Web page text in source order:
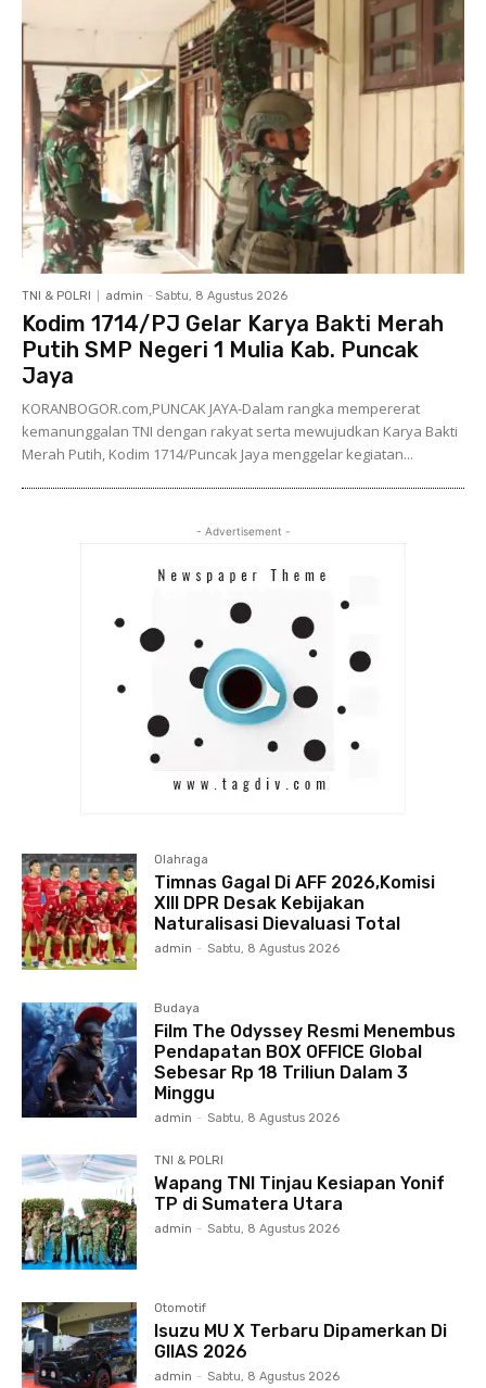
TNI & POLRI admin - Sabtu, 8 Agustus 2026
Kodim 1714/PJ Gelar Karya Bakti Merah
Putih SMP Negeri 1 Mulia Kab. Puncak
Jaya
KORANBOGOR.com,PUNCAK JAYA-Dalam rangka mempererat
kemanunggalan TNI dengan rakyat serta mewujudkan Karya Bakti
Merah Putih, Kodim 1714/Puncak Jaya menggelar kegiatan...
- Advertisement -
Olahraga
Timnas Gagal Di AFF 2026,Komisi
XIII DPR Desak Kebijakan
Naturalisasi Dievaluasi Total
admin - Sabtu, 8 Agustus 2026
Budaya
Film The Odyssey Resmi Menembus
Pendapatan BOX OFFICE Global
Sebesar Rp 18 Triliun Dalam 3
Minggu
admin - Sabtu, 8 Agustus 2026
TNI & POLRI
Wapang TNI Tinjau Kesiapan Yonif
TP di Sumatera Utara
admin - Sabtu, 8 Agustus 2026
Otomotif
Isuzu MU X Terbaru Dipamerkan Di
GIIAS 2026
admin - Sabtu, 8 Agustus 2026